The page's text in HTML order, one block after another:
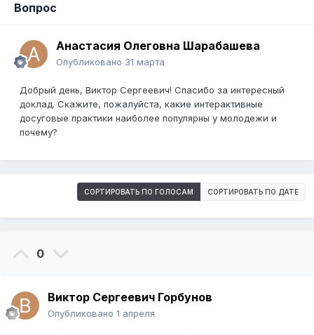
Вопрос
Анастасия Олеговна Шарабашева
Опубликовано 31 марта
Добрый день, Виктор Сергеевич! Спасибо за интересный
доклад. Скажите, пожалуйста, какие интерактивные
досуговые практики наиболее популярны у молодежи и
почему?
СОРТИРОВАТЬ ПО ГОЛОСАМ СОРТИРОВАТЬ ПО ДАТЕ
0
Виктор Сергеевич Горбунов
Опубликовано 1 апреля